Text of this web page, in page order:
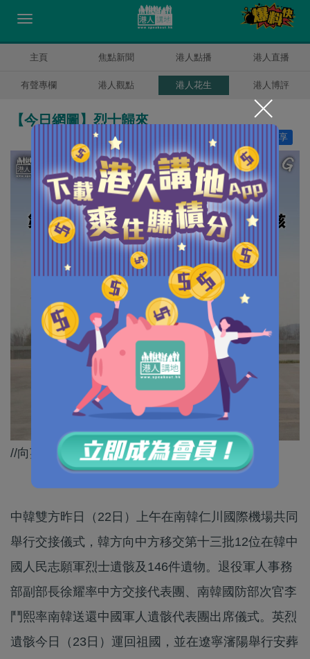
主頁 焦點新聞 港人點播 港人直播
有聲專欄 港人觀點 港人花生 港人博評
【今日網圖】烈士歸來
分享
讚好
//向英魂致敬！//
中韓雙方昨日（22日）上午在南韓仁川國際機場共同
舉行交接儀式，韓方向中方移交第十三批12位在韓中
國人民志願軍烈士遺骸及146件遺物。退役軍人事務
部副部長徐耀率中方交接代表團、南韓國防部次官李
鬥熙率南韓送還中國軍人遺骸代表團出席儀式。英烈
遺骸今日（23日）運回祖國，並在遼寧瀋陽舉行安葬